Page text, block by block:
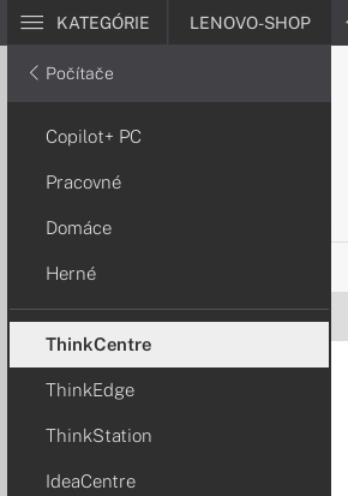
KATEGÓRIE LENOVO-SHOP
Počítače
Copilot+ PC
Pracovné
Domáce
Herné
ThinkCentre
ThinkEdge
ThinkStation
IdeaCentre